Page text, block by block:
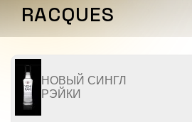
RACQUES
НОВЫЙ СИНГЛ
РЭЙКИ